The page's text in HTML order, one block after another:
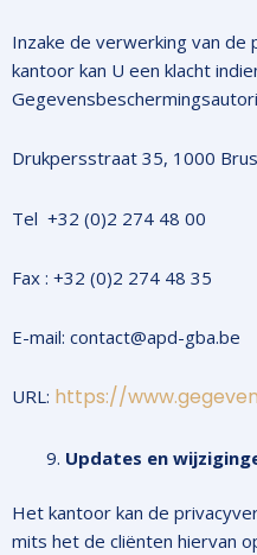
Inzake de verwerking van
kantoor kan U een klacht
Drukpersstraat 35, 1000
Tel +32 (0)2 274 48 00
Fax : +32 (0)2 274 48 35
E-mail: contact@apd-gba.be
URL: https://
Updates en
Het kantoor kan de
mits het de cliënten hiervan